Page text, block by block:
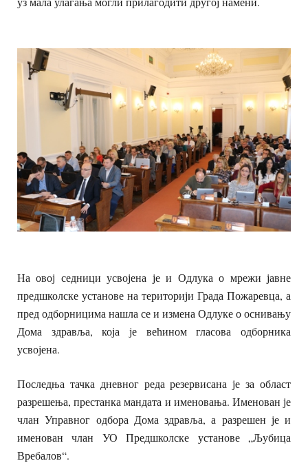
На овој седници усвојена је и Одлука о мрежи јавне
предшколске установе на територији Града Пожаревца, а
пред одборницима нашла се и измена Одлуке о оснивању
Дома здравља, која је већином гласова одборника
усвојена.
Последња тачка дневног реда резервисана је за област
разрешења, престанка мандата и именовања. Именован је
члан Управног одбора Дома здравља, а разрешен је и
именован члан УО Предшколске установе „Љубица
Вребалов“.